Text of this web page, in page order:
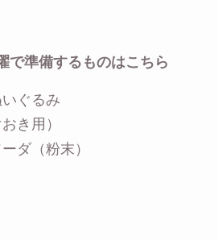
で準備するものはこちら
ぐるみ
き用）
ダ（粉末）